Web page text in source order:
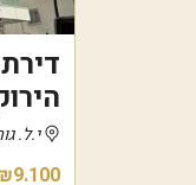
י.ל. גורדון 9,